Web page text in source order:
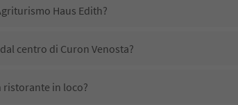
Haus Edith?
centro di Curon Venosta?
ristorante in loco?